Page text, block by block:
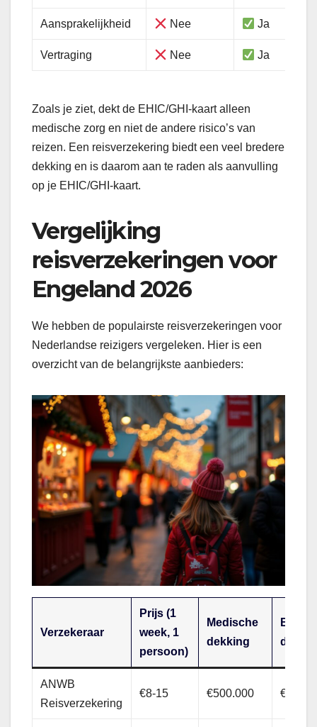
Aansprakelijkheid Nee Ja
Vertraging Nee Ja
Zoals je ziet, dekt de EHIC/GHI-kaart alleen
medische zorg en niet de andere risico’s van
reizen. Een reisverzekering biedt een veel bredere
dekking en is daarom aan te raden als aanvulling
op je EHIC/GHI-kaart.
Vergelijking
reisverzekeringen voor
Engeland 2026
We hebben de populairste reisverzekeringen voor
Nederlandse reizigers vergeleken. Hier is een
overzicht van de belangrijkste aanbieders:
Verzekeraar
Prijs (1
week, 1
persoon)
Medische
dekking
ANWB
Reisverzekering
€8-15 €500.000 €2.500